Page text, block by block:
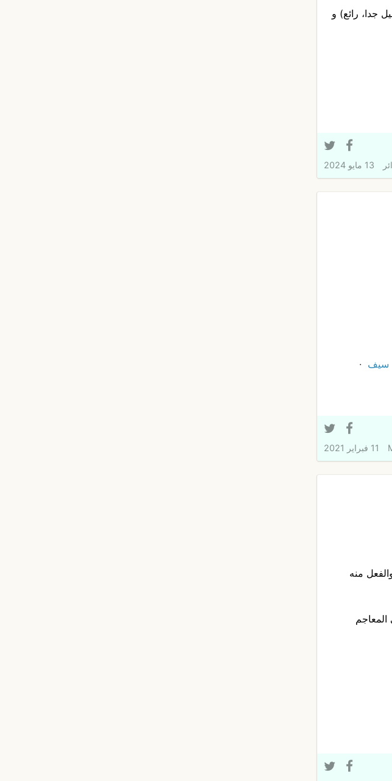
جدا، رائع) و
13 مايو 2024
سيف
11 فبراير 2021
منه